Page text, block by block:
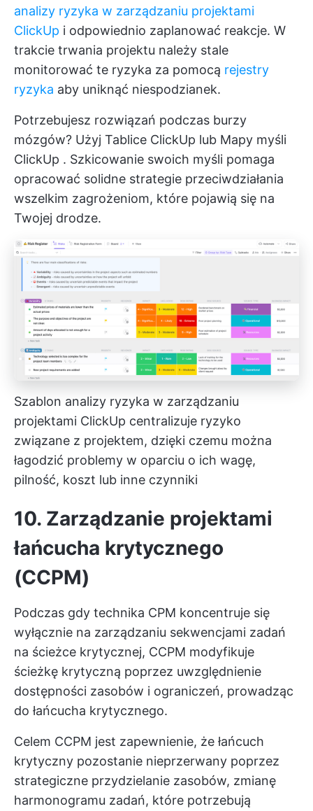
analizy ryzyka w zarządzaniu projektami
ClickUp i odpowiednio zaplanować reakcje. W
trakcie trwania projektu należy stale
monitorować te ryzyka za pomocą rejestry
ryzyka aby uniknąć niespodzianek.
Potrzebujesz rozwiązań podczas burzy
mózgów? Użyj Tablice ClickUp lub Mapy myśli
ClickUp . Szkicowanie swoich myśli pomaga
opracować solidne strategie przeciwdziałania
wszelkim zagrożeniom, które pojawią się na
Twojej drodze.
Szablon analizy ryzyka w zarządzaniu
projektami ClickUp centralizuje ryzyko
związane z projektem, dzięki czemu można
łagodzić problemy w oparciu o ich wagę,
pilność, koszt lub inne czynniki
10. Zarządzanie projektami
łańcucha krytycznego
(CCPM)
Podczas gdy technika CPM koncentruje się
wyłącznie na zarządzaniu sekwencjami zadań
na ścieżce krytycznej, CCPM modyfikuje
ścieżkę krytyczną poprzez uwzględnienie
dostępności zasobów i ograniczeń, prowadząc
do łańcucha krytycznego.
Celem CCPM jest zapewnienie, że łańcuch
krytyczny pozostanie nieprzerwany poprzez
strategiczne przydzielanie zasobów, zmianę
harmonogramu zadań, które potrzebują